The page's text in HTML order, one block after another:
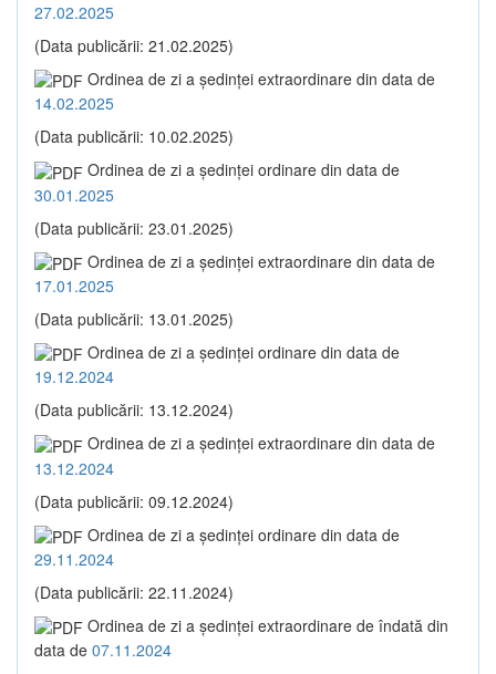
27.02.2025
(Data publicării: 21.02.2025)
Ordinea de zi a şedinţei extraordinare din data de
14.02.2025
(Data publicării: 10.02.2025)
Ordinea de zi a şedinţei ordinare din data de
30.01.2025
(Data publicării: 23.01.2025)
Ordinea de zi a şedinţei extraordinare din data de
17.01.2025
(Data publicării: 13.01.2025)
Ordinea de zi a şedinţei ordinare din data de
19.12.2024
(Data publicării: 13.12.2024)
Ordinea de zi a şedinţei extraordinare din data de
13.12.2024
(Data publicării: 09.12.2024)
Ordinea de zi a şedinţei ordinare din data de
29.11.2024
(Data publicării: 22.11.2024)
Ordinea de zi a şedinţei extraordinare de îndată din
data de 07.11.2024